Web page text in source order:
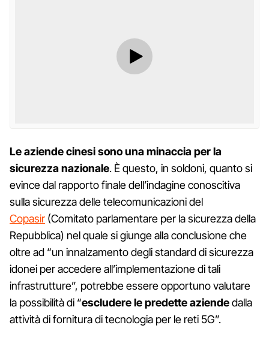
Le aziende cinesi sono una minaccia per la
sicurezza nazionale. È questo, in soldoni, quanto si
evince dal rapporto finale dell’indagine conoscitiva
sulla sicurezza delle telecomunicazioni del
Copasir (Comitato parlamentare per la sicurezza della
Repubblica) nel quale si giunge alla conclusione che
oltre ad “un innalzamento degli standard di sicurezza
idonei per accedere all’implementazione di tali
infrastrutture”, potrebbe essere opportuno valutare
la possibilità di “escludere le predette aziendedalla
attività di fornitura di tecnologia per le reti 5G”.